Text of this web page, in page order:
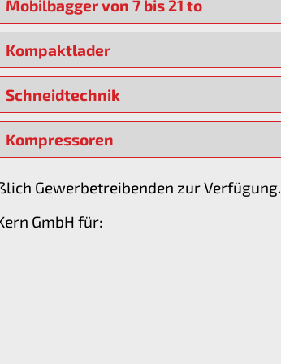
Mobilbagger von 7 bis 21 to
Kompaktlader
Schneidtechnik
Kompressoren
Gewerbetreibenden zur Verfügung.
GmbH für: